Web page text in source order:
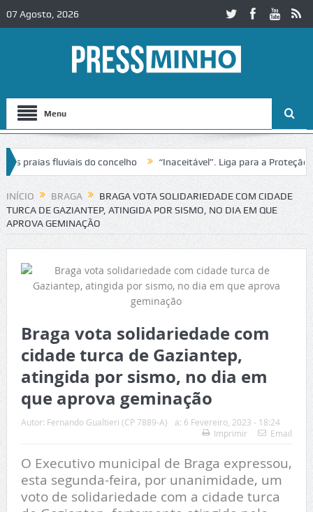
07 Agosto, 2026
Menu
fluviais do concelho “Inaceitável”. Liga para a Proteção da
de trânsito no IC2 em Alcobaça Igreja do Castelo de Cerveira
INÍCIO BRAGA
BRAGA VOTA SOLIDARIEDADE COM CIDADE
TURCA DE GAZIANTEP, ATINGIDA POR SISMO, NO DIA EM QUE
APROVA GEMINAÇÃO
Braga vota solidariedade com
cidade turca de Gaziantep,
atingida por sismo, no dia em
que aprova geminação
Autor: Fernando Gualtieri (CP 7889-A) a: 6 Fevereiro, 2023 - 18:24
Imprimir
Email
O Executivo municipal de Braga expressou,
esta segunda-feira, por unanimidade, um
voto de solidariedade com a cidade turca